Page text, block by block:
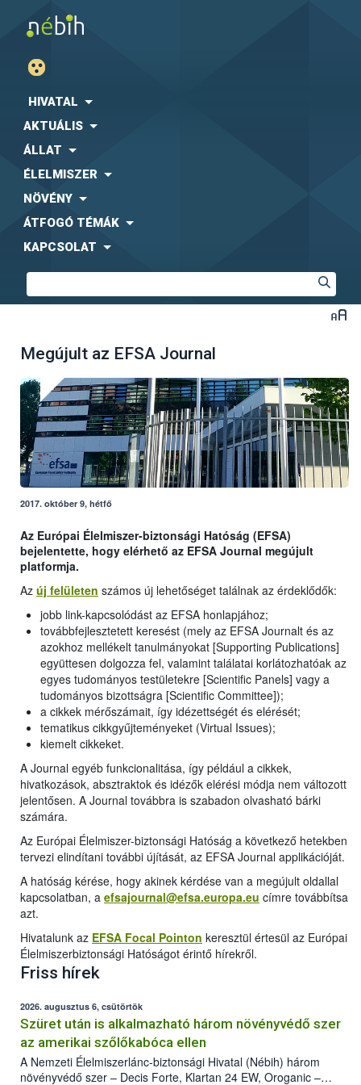
HIVATAL
AKTUÁLIS
ÁLLAT
ÉLELMISZER
NÖVÉNY
ÁTFOGÓ TÉMÁK
KAPCSOLAT
Megújult az EFSA Journal
2017. október 9, hétfő
Az Európai Élelmiszer-biztonsági Hatóság (EFSA)
bejelentette, hogy elérhető az EFSA Journal megújult
platformja.
Az új felületen számos új lehetőséget találnak az érdeklődők:
jobb link-kapcsolódást az EFSA honlapjához;
továbbfejlesztetett keresést (mely az EFSA Journalt és az
azokhoz mellékelt tanulmányokat [Supporting Publications]
együttesen dolgozza fel, valamint találatai korlátozhatóak az
egyes tudományos testületekre [Scientific Panels] vagy a
tudományos bizottságra [Scientific Committee]);
a cikkek mérőszámait, így idézettségét és elérését;
tematikus cikkgyűjteményeket (Virtual Issues);
kiemelt cikkeket.
A Journal egyéb funkcionalitása, így például a cikkek,
hivatkozások, absztraktok és idézők elérési módja nem változott
jelentősen. A Journal továbbra is szabadon olvasható bárki
számára.
Az Európai Élelmiszer-biztonsági Hatóság a következő hetekben
tervezi elindítani további újítását, az EFSA Journal applikációját.
A hatóság kérése, hogy akinek kérdése van a megújult oldallal
kapcsolatban, a efsajournal@efsa.europa.eu címre továbbítsa
azt.
Hivatalunk az EFSA Focal Pointon keresztül értesül az Európai
Élelmiszerbiztonsági Hatóságot érintő hírekről.
Friss hírek
2026. augusztus 6, csütörtök
Szüret után is alkalmazható három növényvédő szer
az amerikai szőlőkabóca ellen
A Nemzeti Élelmiszerlánc-biztonsági Hivatal (Nébih) három
növényvédő szer – Decis Forte, Klartan 24 EW, Oroganic –